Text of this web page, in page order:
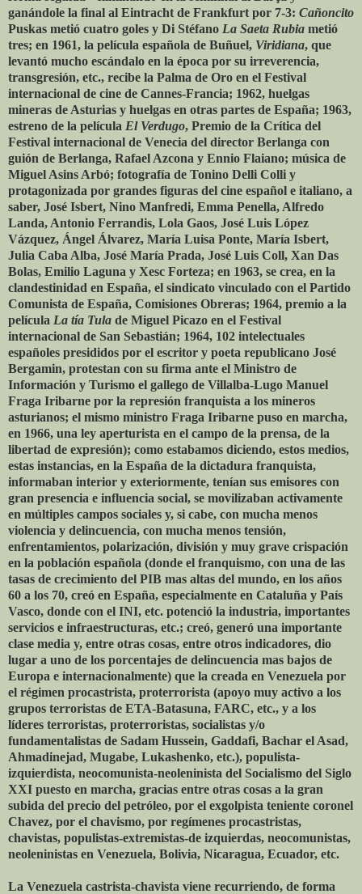
ganándole la final al Eintracht de Frankfurt por 7-3: Cañoncito
Puskas metió cuatro goles y Di Stéfano La Saeta Rubia metió
tres; en 1961, la película española de Buñuel, Viridiana, que
levantó mucho escándalo en la época por su irreverencia,
transgresión, etc., recibe la Palma de Oro en el Festival
internacional de cine de Cannes-Francia; 1962, huelgas
mineras de Asturias y huelgas en otras partes de España; 1963,
estreno de la película El Verdugo, Premio de la Crítica del
Festival internacional de Venecia del director Berlanga con
guión de Berlanga, Rafael Azcona y Ennio Flaiano; música de
Miguel Asins Arbó; fotografía de Tonino Delli Colli y
protagonizada por grandes figuras del cine español e italiano, a
saber, José Isbert, Nino Manfredi, Emma Penella, Alfredo
Landa, Antonio Ferrandis, Lola Gaos, José Luis López
Vázquez, Ángel Álvarez, María Luisa Ponte, María Isbert,
Julia Caba Alba, José María Prada, José Luis Coll, Xan Das
Bolas, Emilio Laguna y Xesc Forteza; en 1963, se crea, en la
clandestinidad en España, el sindicato vinculado con el Partido
Comunista de España, Comisiones Obreras; 1964, premio a la
película La tía Tula de Miguel Picazo en el Festival
internacional de San Sebastián; 1964, 102 intelectuales
españoles presididos por el escritor y poeta republicano José
Bergamin, protestan con su firma ante el Ministro de
Información y Turismo el gallego de Villalba-Lugo Manuel
Fraga Iribarne por la represión franquista a los mineros
asturianos; el mismo ministro Fraga Iribarne puso en marcha,
en 1966, una ley aperturista en el campo de la prensa, de la
libertad de expresión); como estabamos diciendo, estos medios,
estas instancias, en la España de la dictadura franquista,
informaban interior y exteriormente, tenían sus emisores con
gran presencia e influencia social, se movilizaban activamente
en múltiples campos sociales y, si cabe, con mucha menos
violencia y delincuencia, con mucha menos tensión,
enfrentamientos, polarización, división y muy grave crispación
en la población española (donde el franquismo, con una de las
tasas de crecimiento del PIB mas altas del mundo, en los años
60 a los 70, creó en España, especialmente en Cataluña y País
Vasco, donde con el INI, etc. potenció la industria, importantes
servicios e infraestructuras, etc.; creó, generó una importante
clase media y, entre otras cosas, entre otros indicadores, dio
lugar a uno de los porcentajes de delincuencia mas bajos de
Europa e internacionalmente) que la creada en Venezuela por
el régimen procastrista, proterrorista (apoyo muy activo a los
grupos terroristas de ETA-Batasuna, FARC, etc., y a los
líderes terroristas, proterroristas, socialistas y/o
fundamentalistas de Sadam Hussein, Gaddafi, Bachar el Asad,
Ahmadinejad, Mugabe, Lukashenko, etc.), populista-
izquierdista, neocomunista-neoleninista del Socialismo del Siglo
XXI puesto en marcha, gracias entre otras cosas a la gran
subida del precio del petróleo, por el exgolpista teniente coronel
Chavez, por el chavismo, por regímenes procastristas,
chavistas, populistas-extremistas-de izquierdas, neocomunistas,
neoleninistas en Venezuela, Bolivia, Nicaragua, Ecuador, etc.
La Venezuela castrista-chavista viene recurriendo, de forma